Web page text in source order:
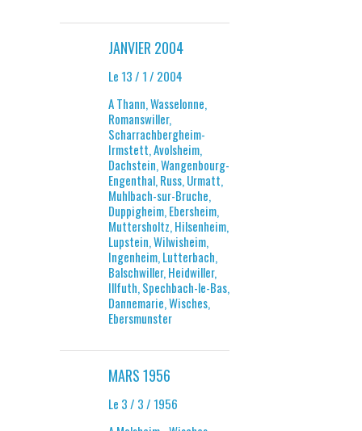
JANVIER 2004
Le 13 / 1 / 2004
A Thann, Wasselonne,
Romanswiller,
Scharrachbergheim-
Irmstett, Avolsheim,
Dachstein, Wangenbourg-
Engenthal, Russ, Urmatt,
Muhlbach-sur-Bruche,
Duppigheim, Ebersheim,
Muttersholtz, Hilsenheim,
Lupstein, Wilwisheim,
Ingenheim, Lutterbach,
Balschwiller, Heidwiller,
Illfuth, Spechbach-le-Bas,
Dannemarie, Wisches,
Ebersmunster
MARS 1956
Le 3 / 3 / 1956